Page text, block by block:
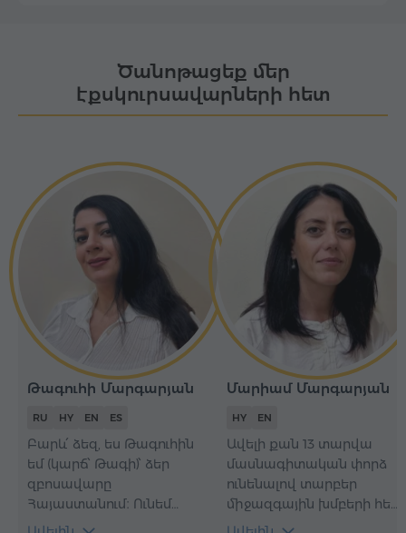
Ծանոթացեք մեր
էքսկուրսավարների հետ
Թագուհի Մարգարյան
RU HY EN ES
Բարև՛ ձեզ, ես Թագուհին
եմ (կարճ՝ Թագի)՝ ձեր
զբոսավարը
Հայաստանում։ Ունեմ
բարձրագույն կրթություն
Մարիամ Մարգարյան
HY EN
Ավելի քան 13 տարվա
մասնագիտական փորձ
ունենալով տարբեր
միջազգային խմբերի հետ
աշխատելու ոլորտում՝ ես